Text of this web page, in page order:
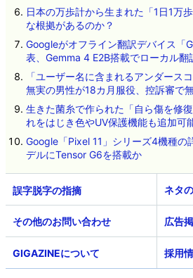
日本の万歩計から生まれた「1日1万
な根拠があるのか？
Googleがオフライン翻訳デバイス「
表、Gemma 4 E2B搭載でローカル翻
「ユーザー名に含まれるアンダース
無実の男性が18カ月服役、控訴審で
生きた菌糸で作られた「自ら傷を修
れをはじき色やUV保護機能も追加可
Google「Pixel 11」シリーズ4機種の
デルにTensor G6を搭載か
ネタ
その他のお問い合わせ 広告
GIGAZINEについて 採用